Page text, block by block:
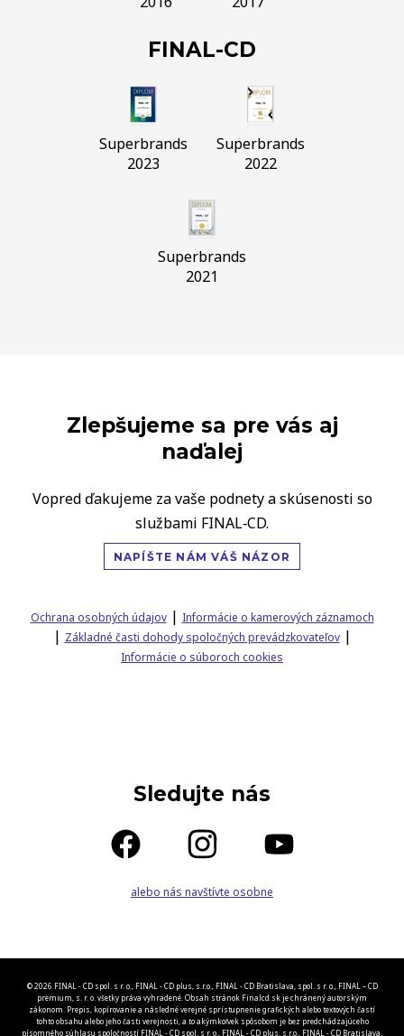
FINAL-CD
Superbrands
2023
Superbrands
2022
Superbrands
2021
Zlepšujeme sa pre vás aj
naďalej
Vopred ďakujeme za vaše podnety a skúsenosti so
službami FINAL‑CD.
NAPÍŠTE NÁM VÁŠ NÁZOR
Ochrana osobných údajov| Informácie o kamerových záznamoch
| Základné časti dohody spoločných prevádzkovateľov|
Informácie o súboroch cookies
Sledujte nás
alebo nás navštívte osobne
© 2026 FINAL - CD spol. s r. o., FINAL - CD plus, s.r.o., FINAL - CD Bratislava, spol. s r. o., FINAL – CD
premium, s. r. o. všetky práva vyhradené. Obsah stránok Finalcd.sk je chránený autorským
zákonom. Prepis, kopírovanie a následné verejné sprístupnenie grafických alebo textových častí
tohto obsahu alebo jeho časti verejnosti, a to akýmkoľvek spôsobom je bez predchádzajúceho
písomného súhlasu spoločností FINAL - CD spol. s r. o., FINAL - CD plus, s.r.o., FINAL - CD Bratislava,